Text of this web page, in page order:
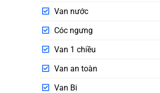
Van nước
Cóc ngưng
Van 1 chiều
Van an toàn
Van Bi